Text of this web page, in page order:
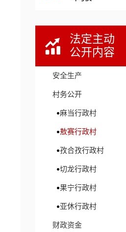
法定主动
公开内容
安全生产
村务公开
麻当行政村
敖赛行政村
孜合孜行政村
切龙行政村
果宁行政村
亚休行政村
财政资金